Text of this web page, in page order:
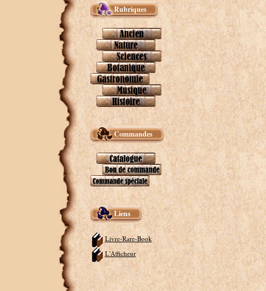
Rubriques
Commandes
Liens
Livre-Rare-Book
L'Afficheur